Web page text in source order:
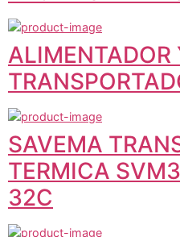
ALIMENTADOR
SAVEMA
TERMICA
32C